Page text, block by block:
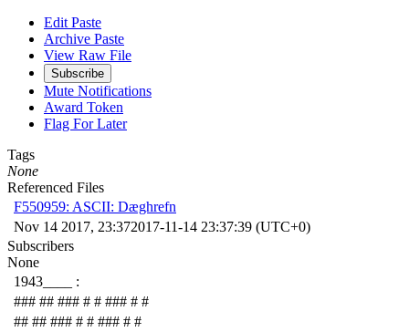
Edit Paste
Archive Paste
View Raw File
Subscribe
Mute Notifications
Award Token
Flag For Later
Tags
None
Referenced Files
F550959: ASCII: Dæghrefn
Nov 14 2017, 23:372017-11-14 23:37:39 (UTC+0)
Subscribers
None
1943____ :
### ## ### # # ### # #
## ## ### # # ### # #